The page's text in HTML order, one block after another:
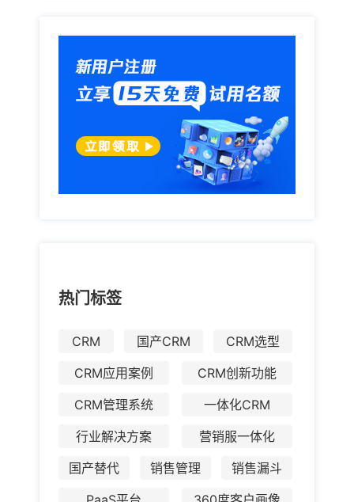
热门标签
CRM 国产CRM
CRM选型
CRM应用案例
CRM创新功能
CRM管理系统
一体化CRM
行业解决方案
营销服一体化
国产替代
销售管理
销售漏斗